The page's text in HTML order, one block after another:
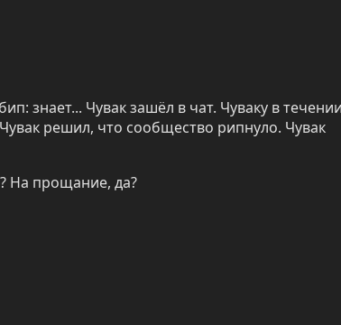
Чувак зашёл в чат. Чуваку в
решил, что сообщество рипнуло. Чувак
На прощание, да?